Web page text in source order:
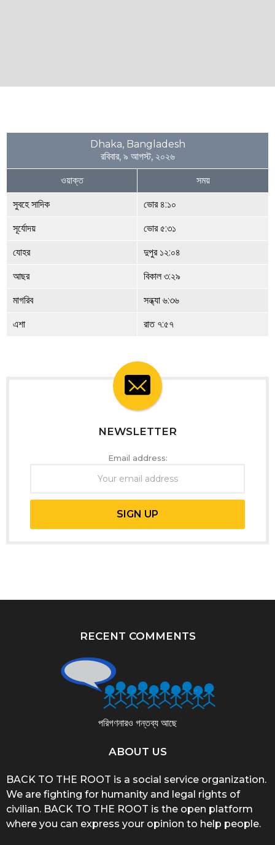
Dhaka, Bangladesh
রবিবার, ৯ আগস্ট, ২০২৬
ওয়াক্ত সময়
সুবহে সাদিক ভোর ৪:১০
সূর্যোদয় ভোর ৫:৩১
যোহর দুপুর ১২:০৪
আছর বিকাল ৩:২৯
মাগরিব সন্ধ্যা ৬:৩৬
এশা রাত ৭:৫৭
NEWSLETTER
Email address:
RECENT COMMENTS
পরিগণনারও গন্তব্য আছে
ABOUT US
BACK TO THE ROOT is a social service organization.
We are fighting for humanity and legal rights of
civilian. BACK TO THE ROOT is the open platform
where you can express your opinion to help people.